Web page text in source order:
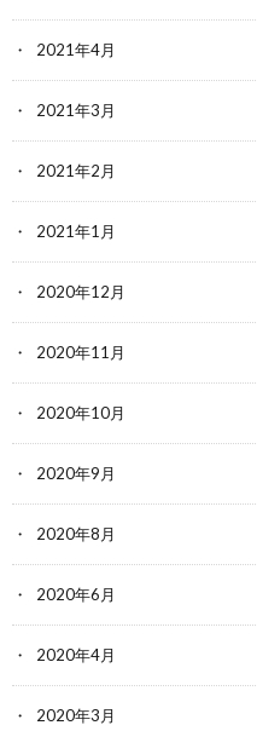
2021年4月
2021年3月
2021年2月
2021年1月
2020年12月
2020年11月
2020年10月
2020年9月
2020年8月
2020年6月
2020年4月
2020年3月